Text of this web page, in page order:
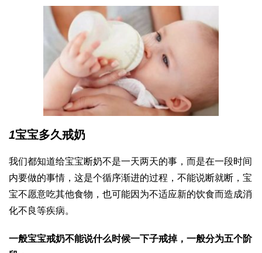
1宝宝多久戒奶
我们都知道给宝宝断奶不是一天两天的事，而是在一段时间
内要做的事情，这是个循序渐进的过程，不能说断就断，宝
宝不愿意吃其他食物，也可能因为不适应新的饮食而造成消
化不良等疾病。
一般宝宝戒奶不能说什么时候一下子戒掉，一般分为五个阶